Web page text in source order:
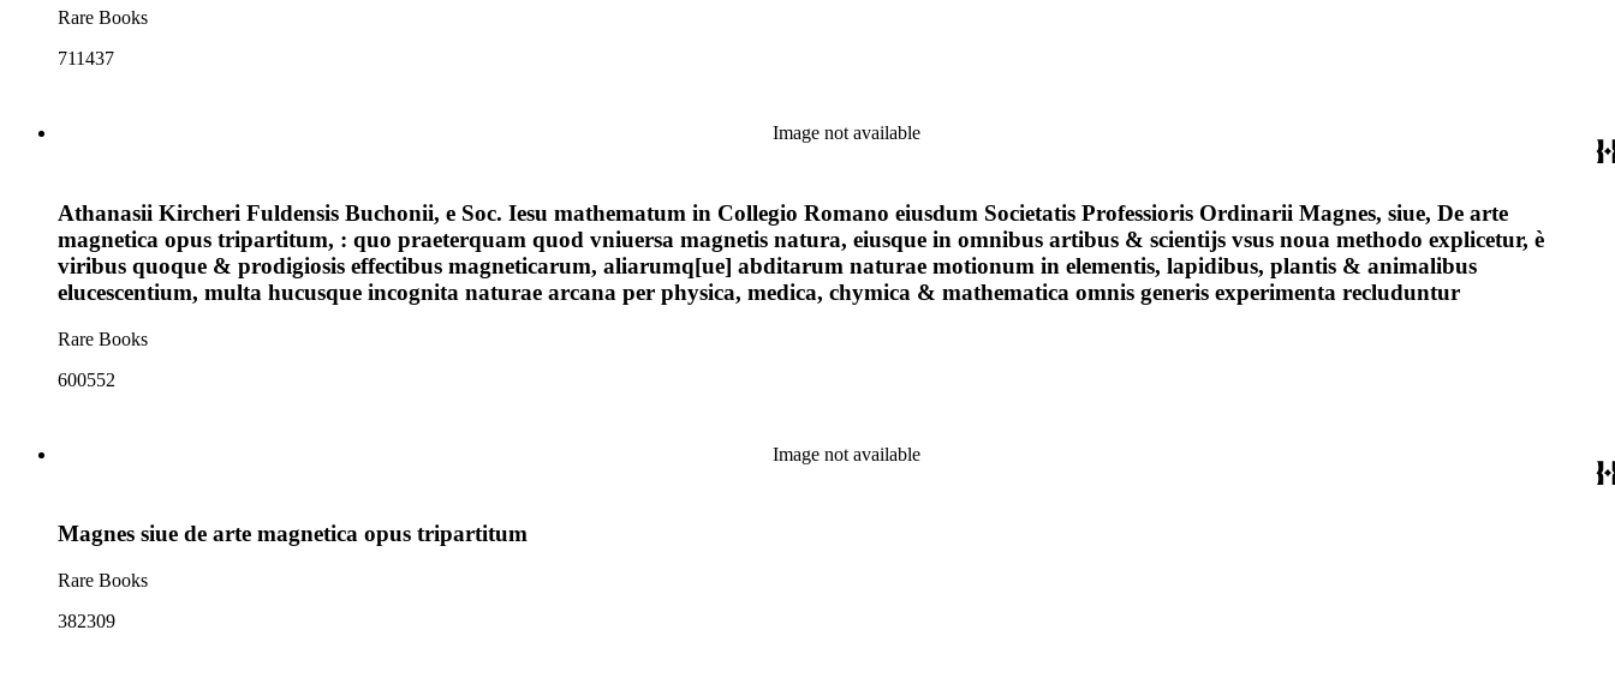
Rare Books
711437
Image not available
Athanasii Kircheri Fuldensis Buchonii, e Soc. Iesu mathematum in Collegio Romano eiusdum Societatis Professioris Ordinarii Magnes, siue, De arte
magnetica opus tripartitum, : quo praeterquam quod vniuersa magnetis natura, eiusque in omnibus artibus & scientijs vsus noua methodo explicetur, è
viribus quoque & prodigiosis effectibus magneticarum, aliarumq[ue] abditarum naturae motionum in elementis, lapidibus, plantis & animalibus
elucescentium, multa hucusque incognita naturae arcana per physica, medica, chymica & mathematica omnis generis experimenta recluduntur
Rare Books
600552
Image not available
Magnes siue de arte magnetica opus tripartitum
Rare Books
382309